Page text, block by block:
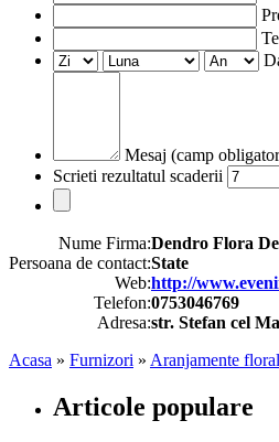
Mesaj (camp
Scrieti rezultatul scaderii
Nume Firma:Dendro Flora
Persoana de contact:State
Web:http://
Telefon:0753046769
Adresa:str. Stefan cel
Acasa » Furnizori » Aranjamente
Articole populare